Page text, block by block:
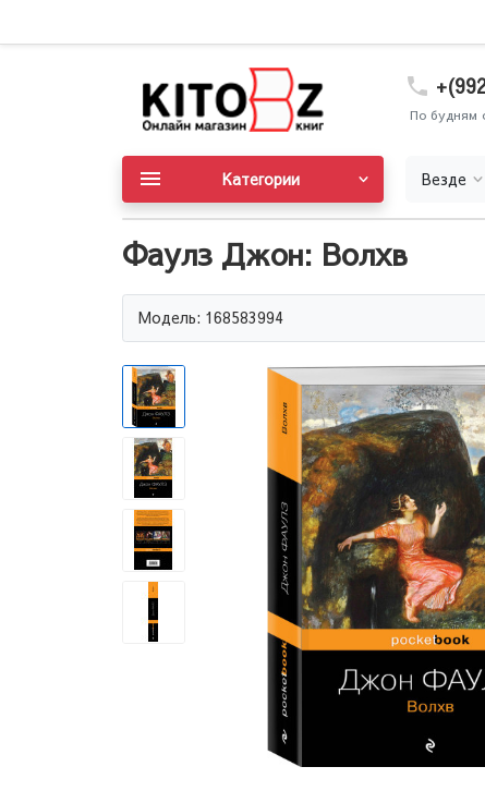
По будням
Везде
Категории
Фаулз Джон: Волхв
Модель: 168583994